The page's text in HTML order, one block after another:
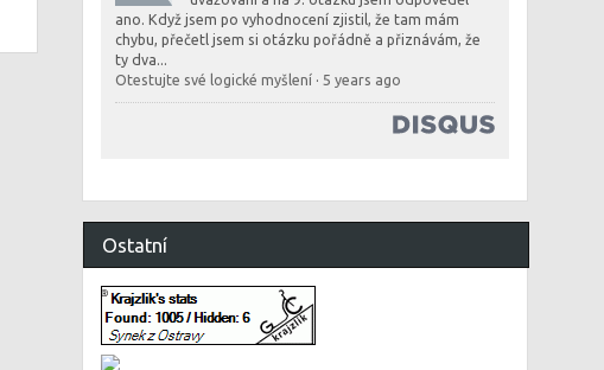
ano. Když jsem po vyhodnocení zjistil, že tam mám
chybu, přečetl jsem si otázku pořádně a přiznávám, že
ty dva...
Otestujte své logické myšlení· 5 years ago
Ostatní